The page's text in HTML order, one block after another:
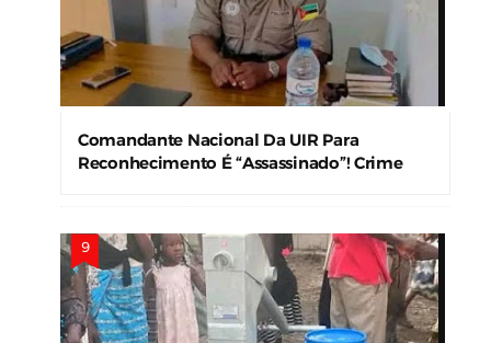
Comandante Nacional Da UIR Para
Reconhecimento É “Assassinado”! Crime